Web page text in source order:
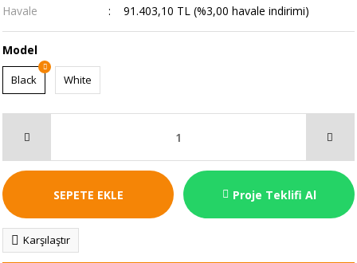
Havale
91.403,10 TL (%3,00 havale indirimi)
Model
Black White
SEPETE EKLE Proje Teklifi Al
Karşılaştır